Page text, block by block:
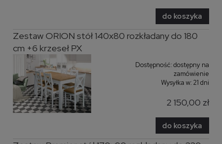
do koszyka
Zestaw ORION stół 140x80 rozkładany do 180
cm +6 krzeseł PX
Dostępność: dostępny na
zamówienie
Wysyłka w: 21 dni
2 150,00 zł
do koszyka